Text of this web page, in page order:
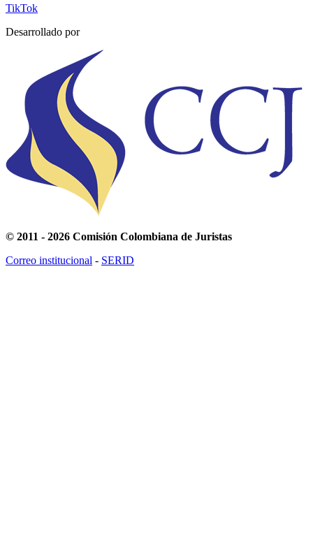
TikTok
Desarrollado por
© 2011 - 2026 Comisión Colombiana de Juristas
Correo institucional - SERID